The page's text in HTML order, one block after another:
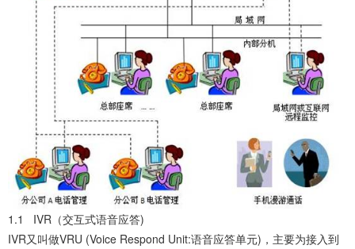
1.1 IVR（交互式语音应答)
IVR又叫做VRU (Voice Respond Unit:语音应答单元)，主要为接入到